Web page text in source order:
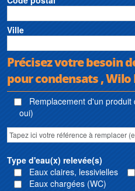
Ville
Précisez votre besoin
pour condensats , Wilo
Remplacement d'un
oui)
Type d'eau(x) relevée(s)
Eaux claires, lessivielles
Eaux chargées (WC)